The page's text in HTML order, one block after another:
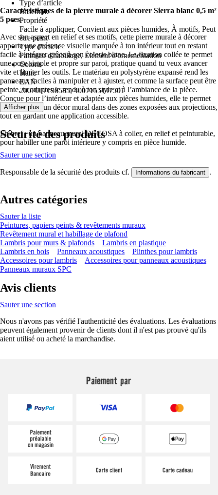
Type d’article
Ensemble
Propriété
Facile à appliquer, Convient aux pièces humides, À motifs, Peut
être peint
Type d'article
Panneau d'habillage, Élément d'ornementation
Coloris
blanc
EAN
2007007198585, 4007155147501
Caractéristiques de la pierre murale à décorer Sierra blanc 0,5 m²
5 pces
Avec son aspect en relief et ses motifs, cette pierre murale à décorer
apporte une présence visuelle marquée à ton intérieur tout en restant
facile à intégrer grâce à son coloris blanc. La fixation collée te permet
une pose simple et propre sur paroi, pratique quand tu veux avancer
vite et limiter les outils. Le matériau en polystyrène expansé rend les
panneaux faciles à manipuler et à ajuster, et comme la surface peut être
peinte, tu adaptes le rendu à ton style et à l’ambiance de la pièce.
Conçue pour l’intérieur et adaptée aux pièces humides, elle te permet
aussi de créer un décor mural dans des zones exposées aux projections,
tout en gardant une application accessible.
En bref : un panneau mural DECOSA à coller, en relief et peinturable,
pour habiller une paroi intérieure y compris en pièce humide.
Afficher plus
Sécurité des produits
Sauter une section
Responsable de la sécurité des produits cf. Informations du fabricant .
Autres catégories
Sauter la liste
Peintures, papiers peints & revêtements muraux
Revêtement mural et habillage de plafond
Lambris pour murs & plafonds
Lambris en plastique
Lambris en bois
Panneaux acoustiques
Plinthes pour lambris
Accessoires pour lambris
Accessoires pour panneaux acoustiques
Panneaux muraux SPC
Avis clients
Sauter une section
Nous n'avons pas vérifié l'authenticité des évaluations. Les évaluations
peuvent également provenir de clients dont il n'est pas prouvé qu'ils
aient utilisé ou acheté la marchandise.
Paiement par